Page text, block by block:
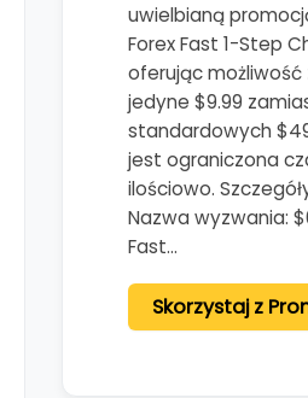
uwielbianą
Forex Fast 1-Step
oferując możliwość
jedyne $9.99
standardowych
jest ograniczona
ilościowo.
Nazwa wyzwania:
Fast…
Skorzystaj z